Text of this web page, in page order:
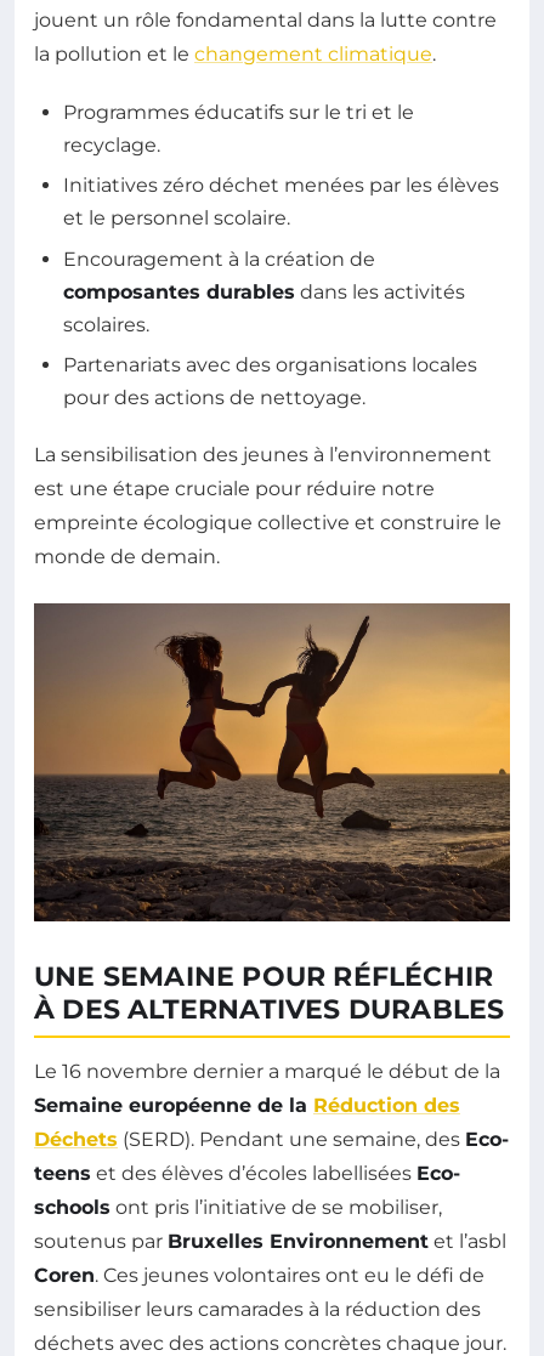
jouent un rôle fondamental dans la lutte contre
la pollution et le changement climatique.
Programmes éducatifs sur le tri et le
recyclage.
Initiatives zéro déchet menées par les élèves
et le personnel scolaire.
Encouragement à la création de
composantes durables dans les activités
scolaires.
Partenariats avec des organisations locales
pour des actions de nettoyage.
La sensibilisation des jeunes à l’environnement
est une étape cruciale pour réduire notre
empreinte écologique collective et construire le
monde de demain.
UNE SEMAINE POUR RÉFLÉCHIR
À DES ALTERNATIVES DURABLES
Le 16 novembre dernier a marqué le début de la
Semaine européenne de la Réduction des
Déchets (SERD). Pendant une semaine, des Eco-
teens et des élèves d’écoles labellisées Eco-
schools ont pris l’initiative de se mobiliser,
soutenus par Bruxelles Environnement et l’asbl
Coren. Ces jeunes volontaires ont eu le défi de
sensibiliser leurs camarades à la réduction des
déchets avec des actions concrètes chaque jour.